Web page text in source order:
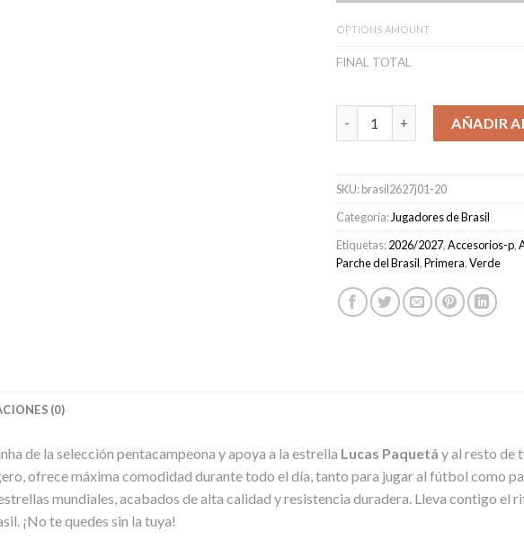
OPTIONS AMOUNT
FINAL TOTAL
Camiseta Brasil Primera
AÑADIR
SKU:brasil2627j01-20
Categoría: Jugadores de Brasil
Etiquetas:2026/2027,Accesorios-p,
Parche del Brasil,Primera,Verde
(0)
de la selección pentacampeona y apoya a la estrella Lucas Paquetá y al resto de
ofrece máxima comodidad durante todo el día, tanto para jugar al fútbol como
mundiales, acabados de alta calidad y resistencia duradera. Lleva contigo el
¡No te quedes sin la tuya!